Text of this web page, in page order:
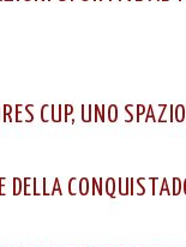
CUP, UNO